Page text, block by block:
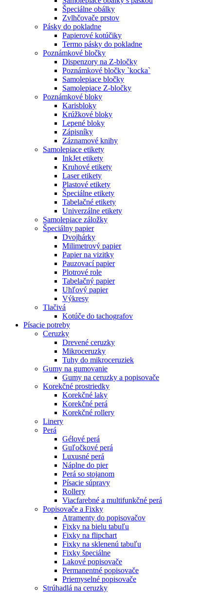
Špeciálne obálky
Zvlhčovače prstov
Pásky do pokladne
Papierové kotúčiky
Termo pásky do pokladne
Poznámkové bločky
Dispenzory na Z-bločky
Poznámkové bločky `kocka`
Samolepiace bločky
Samolepiace Z-bločky
Poznámkové bloky
Karisbloky
Krúžkové bloky
Lepené bloky
Zápisníky
Záznamové knihy
Samolepiace etikety
InkJet etikety
Kruhové etikety
Laser etikety
Plastové etikety
Špeciálne etikety
Tabelačné etikety
Univerzálne etikety
Samolepiace záložky
Špeciálny papier
Dvojhárky
Milimetrový papier
Papier na vizitky
Pauzovací papier
Plotrové role
Tabelačný papier
Uhľový papier
Výkresy
Tlačivá
Kotúče do tachografov
Písacie potreby
Ceruzky
Drevené ceruzky
Mikroceruzky
Tuhy do mikroceruziek
Gumy na gumovanie
Gumy na ceruzky a popisovače
Korekčné prostriedky
Korekčné laky
Korekčné perá
Korekčné rollery
Linery
Perá
Gélové perá
Guľočkové perá
Luxusné perá
Náplne do pier
Perá so stojanom
Písacie súpravy
Rollery
Viacfarebné a multifunkčné perá
Popisovače a Fixky
Atramenty do popisovačov
Fixky na bielu tabuľu
Fixky na flipchart
Fixky na sklenenú tabuľu
Fixky špeciálne
Lakové popisovače
Permanentné popisovače
Priemyselné popisovače
Strúhadlá na ceruzky